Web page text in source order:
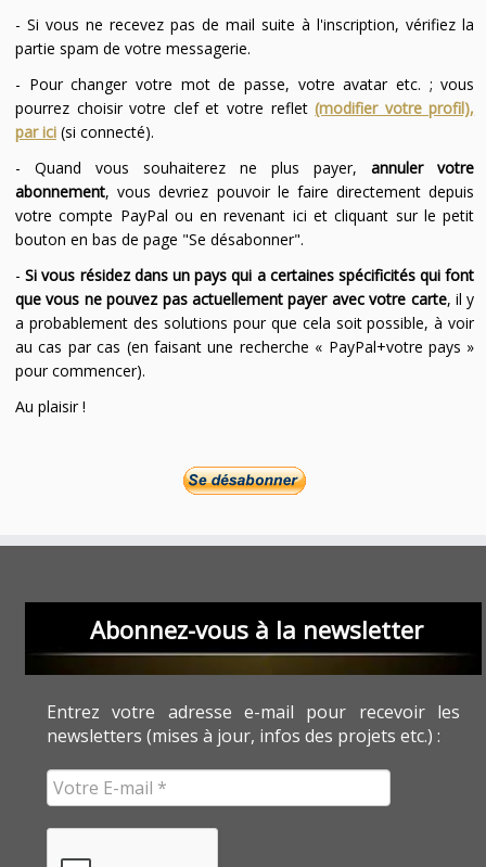
- Si vous ne recevez pas de mail suite à l'inscription, vérifiez la
partie spam de votre messagerie.
- Pour changer votre mot de passe, votre avatar etc. ; vous
pourrez choisir votre clef et votre reflet(modifier votre profil),
par ici(si connecté).
- Quand vous souhaiterez ne plus payer,annuler votre
abonnement, vous devriez pouvoir le faire directement depuis
votre compte PayPal ou en revenant ici et cliquant sur le petit
bouton en bas de page "Se désabonner".
-Si vous résidez dans un pays qui a certaines spécificités qui font
que vous ne pouvez pas actuellement payer avec votre carte, il y
a probablement des solutions pour que cela soit possible, à voir
au cas par cas (en faisant une recherche « PayPal+votre pays »
pour commencer).
Au plaisir !
Abonnez-vous à la newsletter
Entrez votre adresse e-mail pour recevoir les
newsletters (mises à jour, infos des projets etc.) :